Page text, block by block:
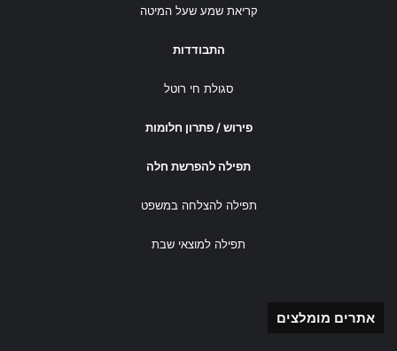
קריאת שמע שעל המיטה
התבודדות
סגולת חי רוטל
פירוש / פתרון חלומות
תפילה להפרשת חלה
תפילה להצלחה במשפט
תפילה למוצאי שבת
אתרים מומלצים